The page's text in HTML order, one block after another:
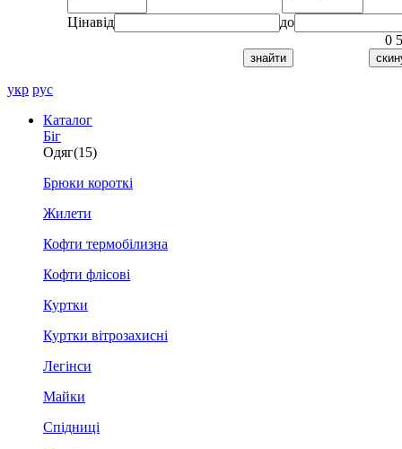
Цінавід
до
0
укр рус
Каталог
Біг
Одяг(15)
Брюки короткі
Жилети
Кофти термобілизна
Кофти флісові
Куртки
Куртки вітрозахисні
Легінси
Майки
Спідниці